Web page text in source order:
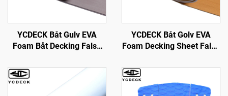
YCDECK Båt Gulv EVA
Foam Båt Decking Falsk
Båt Carpet Sheet for
Jonbåter Swim Platform
YCDECK Båt Golv EVA
Foam Decking Sheet Falsk
Teppe Kjøleskap
Overflater Ikke-Slip
Selvfast Golv for Jon Båter